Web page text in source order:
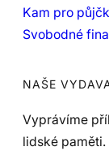
Kam pro
Svobodné
NAŠE
Vyprávíme
lidské paměti.